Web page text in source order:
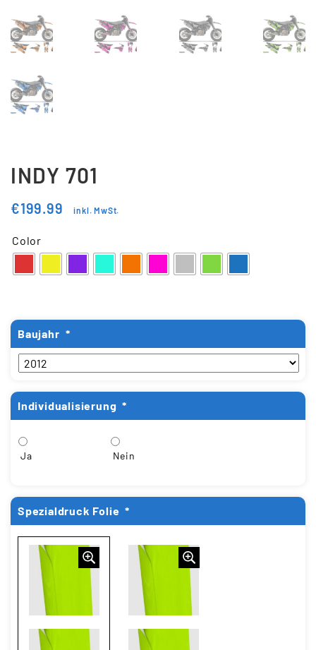
Wunschliste
INDY 701
€199.99 inkl. MwSt.
Color
Baujahr *
Individualisierung *
Ja Nein
Spezialdruck Folie *